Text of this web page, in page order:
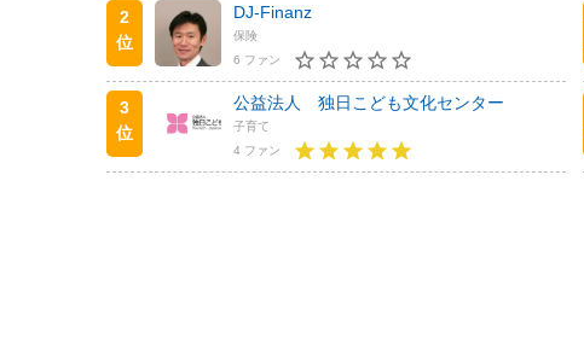
2
位
DJ-Finanz
保険
6 ファン
3
位
公益法人 独日こども文化センター
子育て
4 ファン